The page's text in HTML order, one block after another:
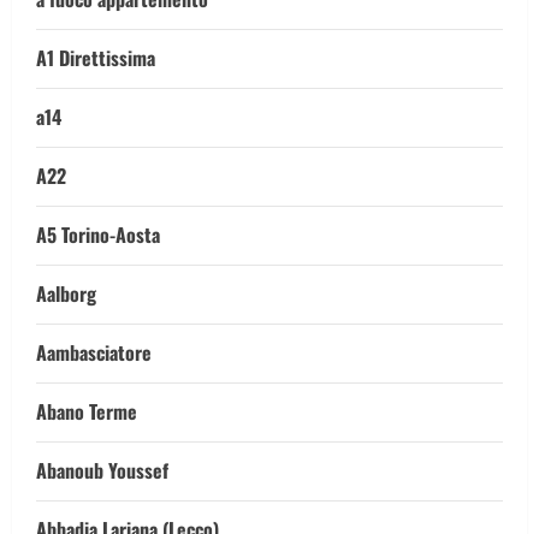
A1 Direttissima
a14
A22
A5 Torino-Aosta
Aalborg
Aambasciatore
Abano Terme
Abanoub Youssef